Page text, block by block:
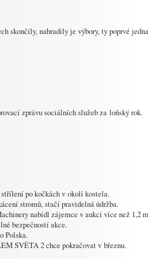
skončily, nahradily je výbory, ty poprvé
zprávu sociálních služeb za loňský rok.
po kočkách v okolí kostela.
stromů, stačí pravidelná údržba.
nabídl zájemce v aukci více než 1,2
bezpečností akce.
Polska.
SVĚTA 2 chce pokračovat v březnu.